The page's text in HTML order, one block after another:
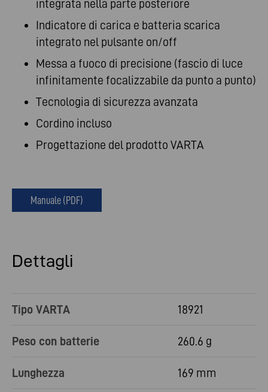
integrata nella parte posteriore
Indicatore di carica e batteria scarica
integrato nel pulsante on/off
Messa a fuoco di precisione (fascio di luce
infinitamente focalizzabile da punto a punto)
Tecnologia di sicurezza avanzata
Cordino incluso
Progettazione del prodotto VARTA
Manuale (PDF)
Dettagli
Tipo VARTA 18921
Peso con batterie 260.6 g
Lunghezza 169 mm